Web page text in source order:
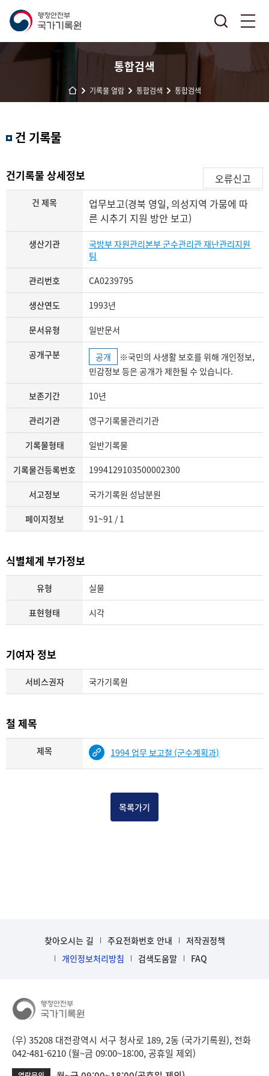
통합검색
기록물 열람 통합검색 통합검색
과
검
색
건 기록물
건기록물 상세정보 오류신고
건 제목
업무보고(경북 영일, 의성지역 가뭄에 따
른 시추기 지원 방안 보고)
생산기관
국방부 자원관리본부 군수관리관 재난관리지원
팀
관리번호 CA0239795
생산연도 1993년
문서유형 일반문서
공개구분 공개
민감정보 등은 공개가 제한될 수 있습니다.
보존기간 10년
관리기관 영구기록물관리기관
기록물형태 일반기록물
기록물건등록번호 1994129103500002300
서고정보 국가기록원 성남분원
페이지정보 91~91 / 1
식별체계 부가정보
유형 실물
표현형태 시각
기여자 정보
서비스권자 국가기록원
철 제목
제목 1994 업무 보고철 (군수계획과)
목록가기
찾아오시는 길 주요전화번호 안내
저작권정책
개인정보처리방침
검색도움말 FAQ
(우) 35208 대전광역시 서구 청사로 189, 2동 (국가기록원), 전화
042-481-6210 (월~금 09:00~18:00, 공휴일 제외)